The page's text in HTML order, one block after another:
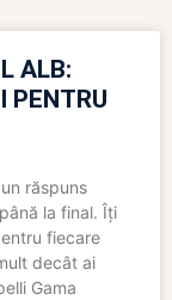
ALB:
PENTRU
răspuns
la final. Îți
fiecare
decât ai
Gama